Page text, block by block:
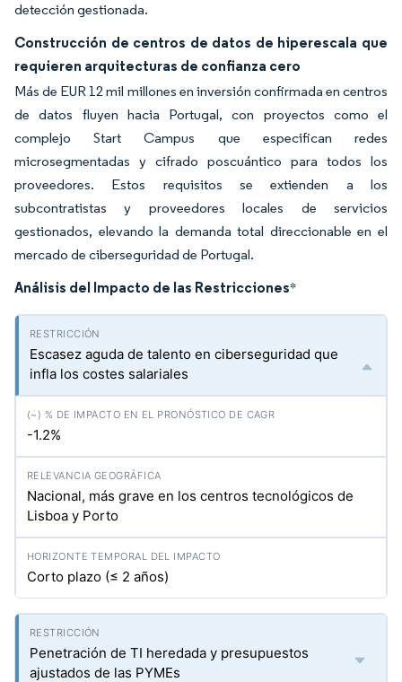
detección gestionada.
Construcción de centros de datos de hiperescala que
requieren arquitecturas de confianza cero
Más de EUR 12 mil millones en inversión confirmada en centros
de datos fluyen hacia Portugal, con proyectos como el
complejo Start Campus que especifican redes
microsegmentadas y cifrado poscuántico para todos los
proveedores. Estos requisitos se extienden a los
subcontratistas y proveedores locales de servicios
gestionados, elevando la demanda total direccionable en el
mercado de ciberseguridad de Portugal.
Análisis del Impacto de las Restricciones*
Escasez aguda de talento en ciberseguridad que
infla los costes salariales
-1.2%
Nacional, más grave en los centros tecnológicos de
Lisboa y Porto
Corto plazo (≤ 2 años)
Penetración de TI heredada y presupuestos
ajustados de las PYMEs